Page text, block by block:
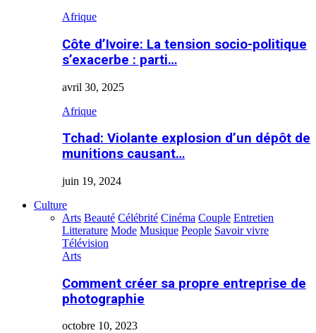
Afrique
Côte d’Ivoire: La tension socio-politique
s’exacerbe : parti…
avril 30, 2025
Afrique
Tchad: Violante explosion d’un dépôt de
munitions causant…
juin 19, 2024
Culture
Arts Beauté Célébrité Cinéma Couple Entretien
Litterature Mode Musique People Savoir vivre
Télévision
Arts
Comment créer sa propre entreprise de
photographie
octobre 10, 2023